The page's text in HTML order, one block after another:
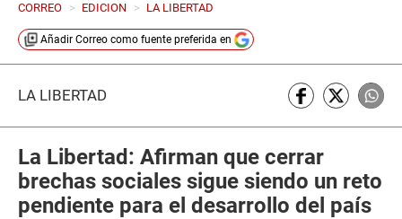
CORREO > EDICION > LA LIBERTAD
Añadir Correo como fuente preferida en
LA LIBERTAD
La Libertad: Afirman que cerrar
brechas sociales sigue siendo un reto
pendiente para el desarrollo del país